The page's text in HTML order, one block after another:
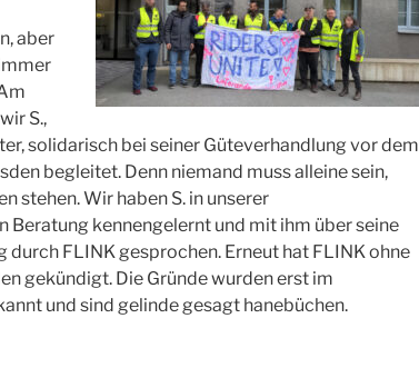
aber
S.,
solidarisch bei seiner Güteverhandlung vor dem
begleitet. Denn niemand muss alleine sein,
stehen. Wir haben S. in unserer
Beratung kennengelernt und mit ihm über seine
durch FLINK gesprochen. Erneut hat FLINK ohne
gekündigt. Die Gründe wurden erst im
und sind gelinde gesagt hanebüchen.